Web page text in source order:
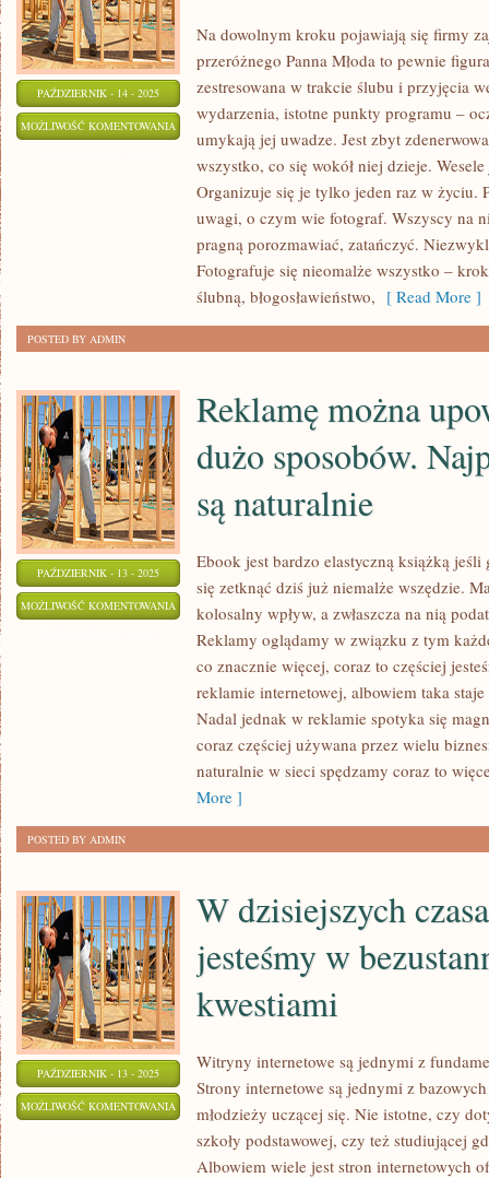
PAŹDZIERNIK - 14 - 2025
MOŻLIWOŚĆ KOMENTOWANIA ZAWARCIE
ZWIĄZKU
MAŁŻEŃSKIEGO
ŻYCIU
Na dowolnym kroku pojawiają się firmy
przeróżnego Panna Młoda to pewnie
zestresowana w trakcie ślubu i przyjęcia
wydarzenia, istotne punkty programu –
umykają jej uwadze. Jest zbyt
wszystko, co się wokół niej dzieje.
Organizuje się je tylko jeden raz w życiu.
uwagi, o czym wie fotograf. Wszyscy na
pragną porozmawiać, zatańczyć.
Fotografuje się nieomalże wszystko –
ślubną, błogosławieństwo, [ Read More ]
POSTED BY ADMIN
PAŹDZIERNIK - 13 - 2025
MOŻLIWOŚĆ KOMENTOWANIA
MOŻNA
DUŻO
SPOSOBÓW.
NAJPOPULARNIEJSZE
NATURALNIE
Reklamę można
dużo sposobów.
są naturalnie
Ebook jest bardzo elastyczną książką
się zetknąć dziś już niemalże wszędzie.
kolosalny wpływ, a zwłaszcza na nią
Reklamy oglądamy w związku z tym
co znacznie więcej, coraz to częściej
reklamie internetowej, albowiem taka
Nadal jednak w reklamie spotyka się
coraz częściej używana przez wielu
naturalnie w sieci spędzamy coraz to
More ]
POSTED BY ADMIN
PAŹDZIERNIK - 13 - 2025
MOŻLIWOŚĆ KOMENTOWANIA
DZISIEJSZYCH
CZASACH
W dzisiejszych
jesteśmy w
kwestiami
Witryny internetowe są jednymi z
Strony internetowe są jednymi z
młodzieży uczącej się. Nie istotne, czy
szkoły podstawowej, czy też studiującej
Albowiem wiele jest stron internetowych